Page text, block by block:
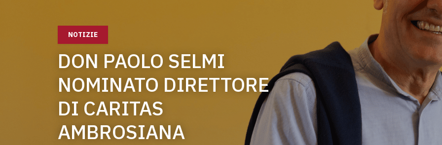
NOTIZIE
DON PAOLO SELMI
NOMINATO DIRETTORE
DI CARITAS
AMBROSIANA